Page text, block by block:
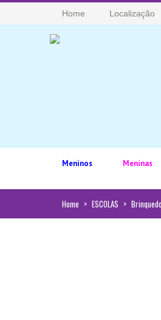
Home Localização
Meninos Meninas
Home > ESCOLAS >